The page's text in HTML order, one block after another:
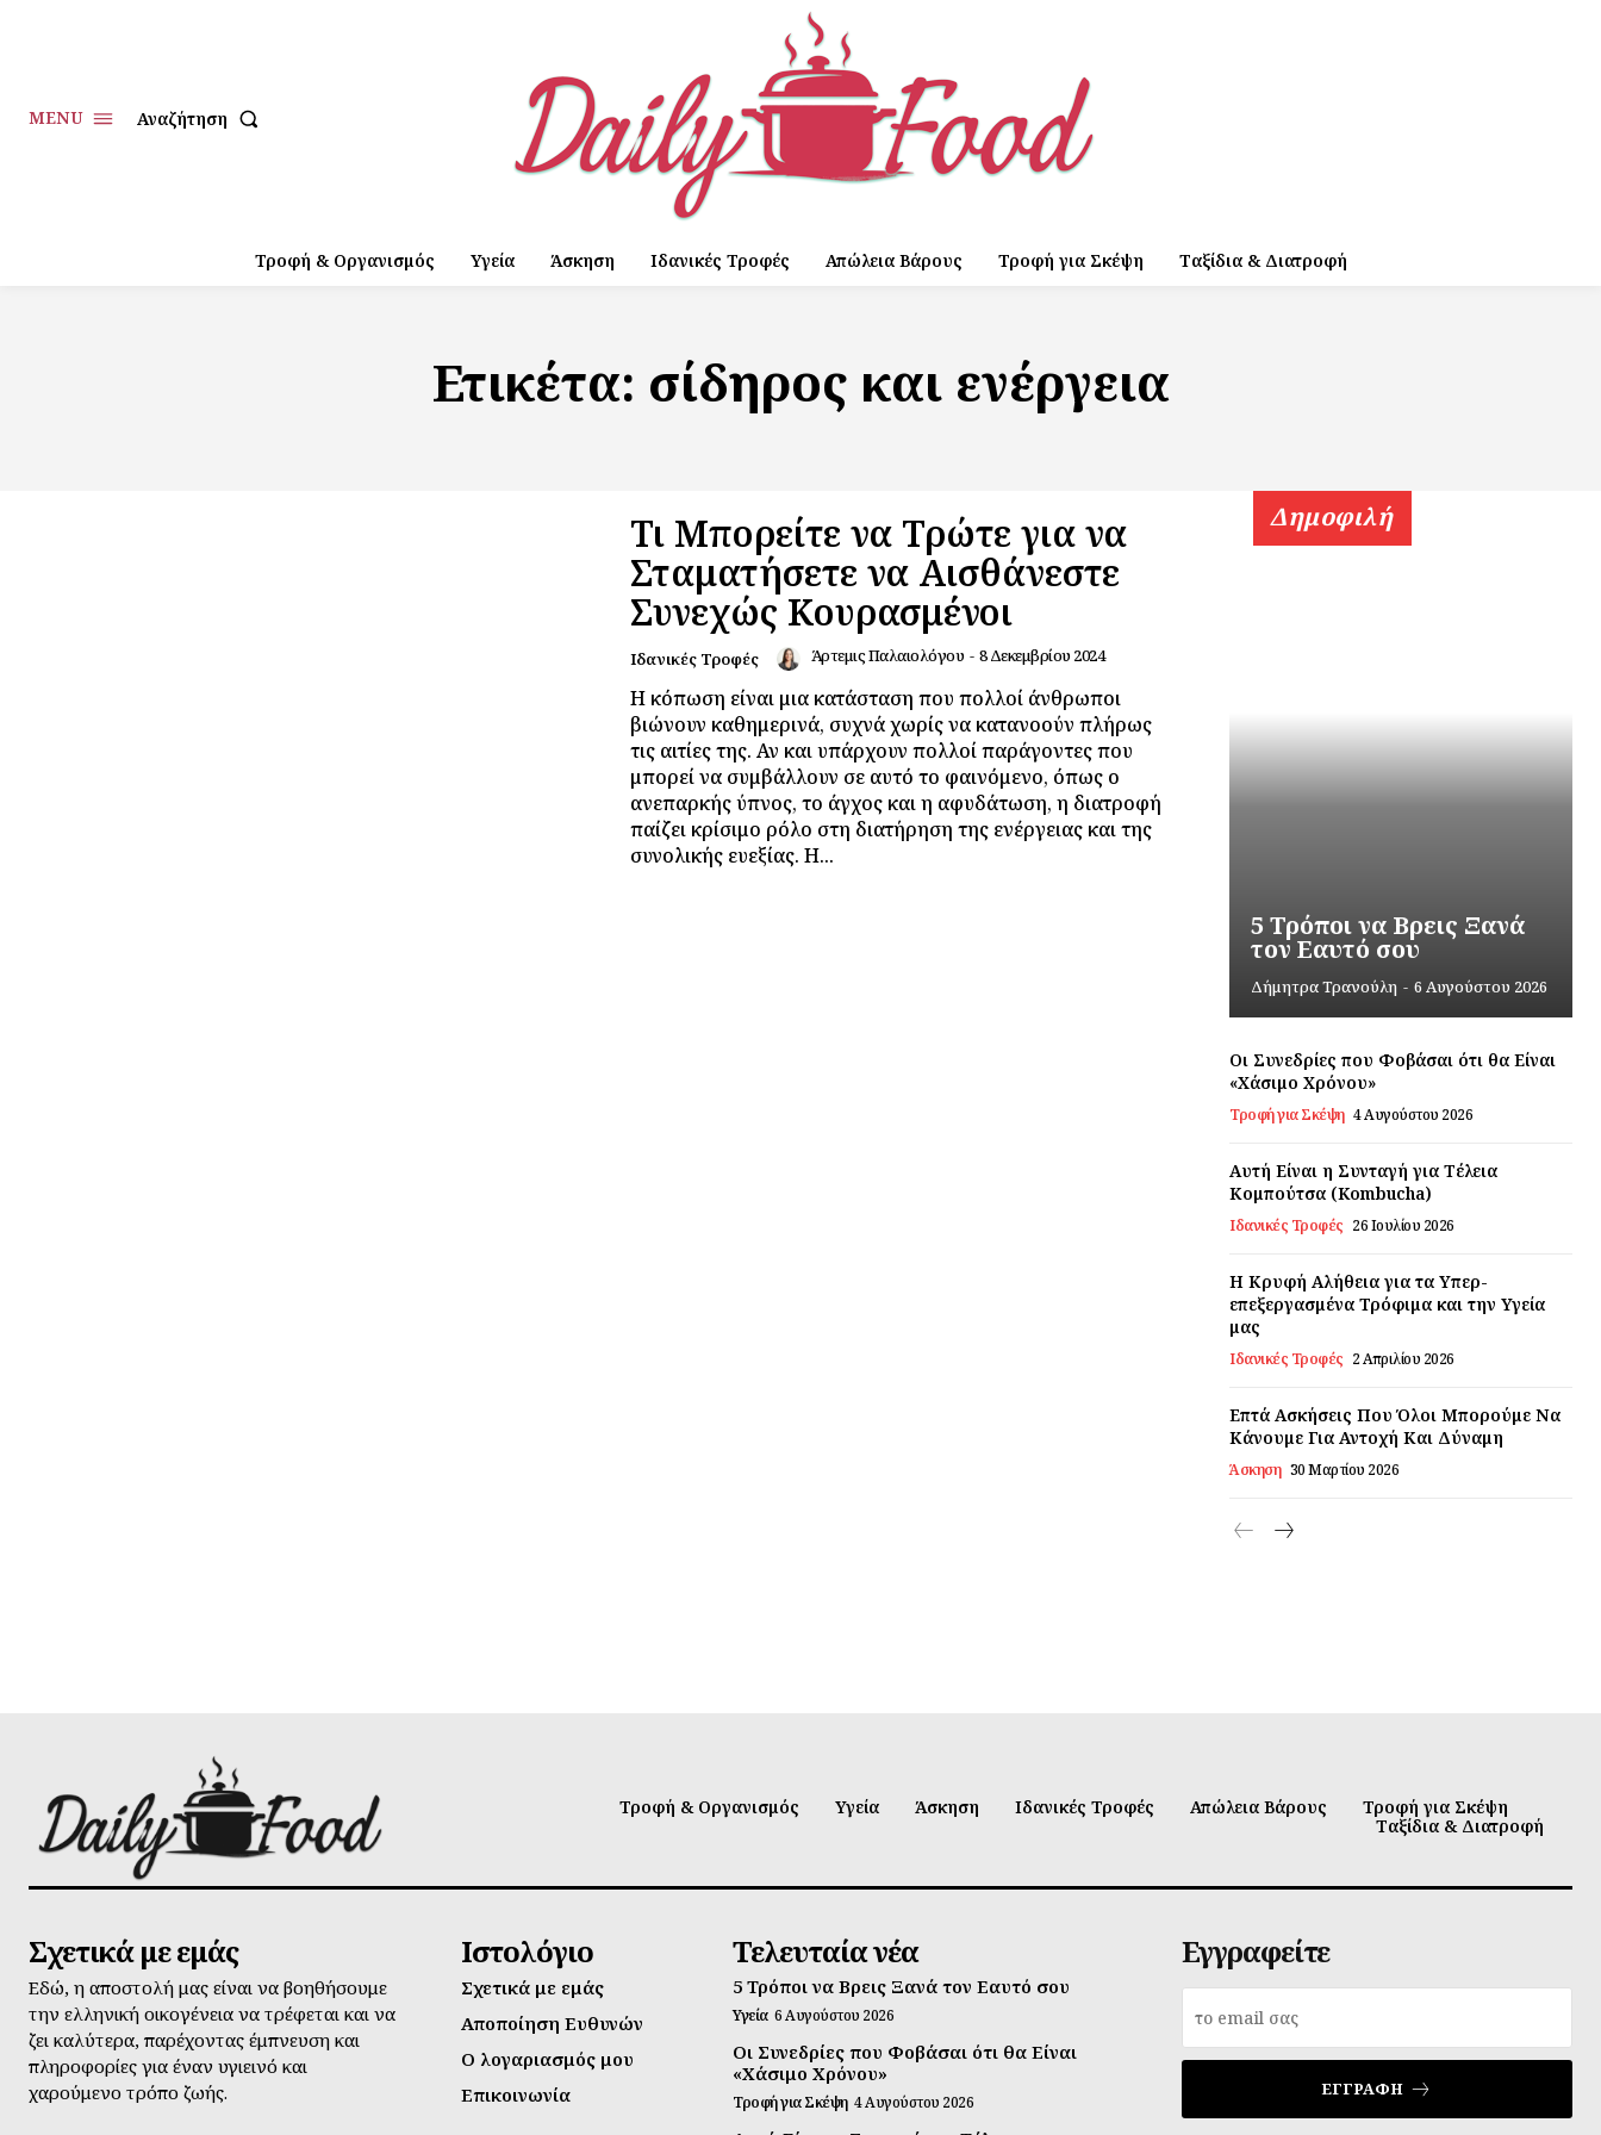
MENU Αναζήτηση
Τροφή & Οργανισμός Υγεία Άσκηση Ιδανικές Τροφές Απώλεια Βάρους Τροφή για Σκέψη Ταξίδια & Διατροφή
Ετικέτα: σίδηρος και ενέργεια
Τι Μπορείτε να Τρώτε για να
Σταματήσετε να Αισθάνεστε
Συνεχώς Κουρασμένοι
Ιδανικές Τροφές Άρτεμις Παλαιολόγου - 8 Δεκεμβρίου 2024
Η κόπωση είναι μια κατάσταση που πολλοί άνθρωποι
βιώνουν καθημερινά, συχνά χωρίς να κατανοούν πλήρως
τις αιτίες της. Αν και υπάρχουν πολλοί παράγοντες που
μπορεί να συμβάλλουν σε αυτό το φαινόμενο, όπως ο
ανεπαρκής ύπνος, το άγχος και η αφυδάτωση, η διατροφή
παίζει κρίσιμο ρόλο στη διατήρηση της ενέργειας και της
συνολικής ευεξίας. Η...
Δημοφιλή
5 Τρόποι να Βρεις Ξανά
τον Εαυτό σου
Δήμητρα Τρανούλη - 6 Αυγούστου 2026
Οι Συνεδρίες που Φοβάσαι ότι θα Είναι
«Χάσιμο Χρόνου»
Τροφή για Σκέψη 4 Αυγούστου 2026
Αυτή Είναι η Συνταγή για Τέλεια
Κομπούτσα (Kombucha)
Ιδανικές Τροφές 26 Ιουλίου 2026
Η Κρυφή Αλήθεια για τα Υπερ-
επεξεργασμένα Τρόφιμα και την Υγεία
μας
Ιδανικές Τροφές 2 Απριλίου 2026
Επτά Ασκήσεις Που Όλοι Μπορούμε Να
Κάνουμε Για Αντοχή Και Δύναμη
Άσκηση 30 Μαρτίου 2026
Τροφή & Οργανισμός Υγεία Άσκηση Ιδανικές Τροφές Απώλεια Βάρους
Τροφή για Σκέψη
Ταξίδια & Διατροφή
Σχετικά με εμάς
Εδώ, η αποστολή μας είναι να βοηθήσουμε
την ελληνική οικογένεια να τρέφεται και να
ζει καλύτερα, παρέχοντας έμπνευση και
πληροφορίες για έναν υγιεινό και
χαρούμενο τρόπο ζωής.
Ιστολόγιο
Σχετικά με εμάς
Αποποίηση Ευθυνών
Ο λογαριασμός μου
Επικοινωνία
Τελευταία νέα
5 Τρόποι να Βρεις Ξανά τον Εαυτό σου
Υγεία 6 Αυγούστου 2026
Οι Συνεδρίες που Φοβάσαι ότι θα Είναι
«Χάσιμο Χρόνου»
Τροφή για Σκέψη 4 Αυγούστου 2026
Εγγραφείτε
ΕΓΓΡΑΦΉ